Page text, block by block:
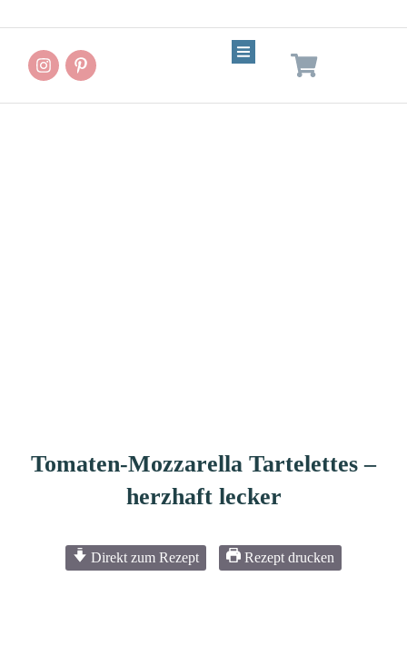
Tomaten-Mozzarella Tartelettes –
herzhaft lecker
Direkt zum Rezept Rezept drucken